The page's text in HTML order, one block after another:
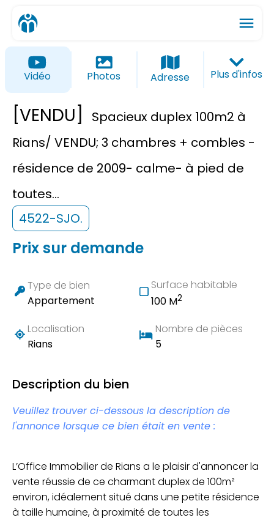
menu
ios_share
Vidéo Photos Adresse Plus d'infos
[VENDU]
Spacieux duplex 100m2 à
Rians/ VENDU; 3 chambres + combles -
résidence de 2009- calme- à pied de
toutes...
4522-SJO.
Prix sur demande
Type de bien
Appartement
Surface habitable
100 M2
Localisation
Rians
Nombre de pièces
5
Description du bien
Veuillez trouver ci-dessous la description de
l'annonce lorsque ce bien était en vente :
L’Office Immobilier de Rians a le plaisir d'annoncer la
vente réussie de ce charmant duplex de 100m²
environ, idéalement situé dans une petite résidence
à taille humaine, à proximité de toutes les